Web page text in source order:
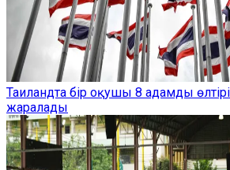
Таиландта бір оқушы 8 адамды
жаралады